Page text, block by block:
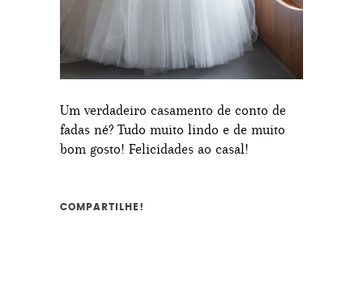
Um verdadeiro casamento de conto de
fadas né? Tudo muito lindo e de muito
bom gosto! Felicidades ao casal!
COMPARTILHE!